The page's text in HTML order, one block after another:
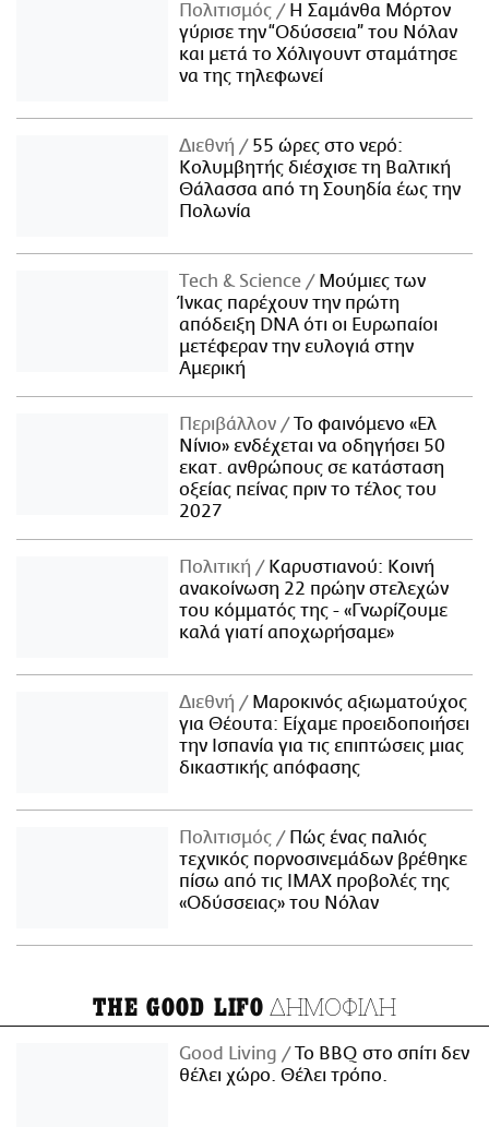
Πολιτισμός
Η Σαμάνθα Μόρτον
γύρισε την “Οδύσσεια” του Νόλαν
και μετά το Χόλιγουντ σταμάτησε
να της τηλεφωνεί
Διεθνή
55 ώρες στο νερό:
Κολυμβητής διέσχισε τη Βαλτική
Θάλασσα από τη Σουηδία έως την
Πολωνία
Τech & Science
Μούμιες των
Ίνκας παρέχουν την πρώτη
απόδειξη DNA ότι οι Ευρωπαίοι
μετέφεραν την ευλογιά στην
Αμερική
Περιβάλλον
Το φαινόμενο «Ελ
Νίνιο» ενδέχεται να οδηγήσει 50
εκατ. ανθρώπους σε κατάσταση
οξείας πείνας πριν το τέλος του
2027
Πολιτική
Καρυστιανού: Κοινή
ανακοίνωση 22 πρώην στελεχών
του κόμματός της - «Γνωρίζουμε
καλά γιατί αποχωρήσαμε»
Διεθνή
Μαροκινός αξιωματούχος
για Θέουτα: Είχαμε προειδοποιήσει
την Ισπανία για τις επιπτώσεις μιας
δικαστικής απόφασης
Πολιτισμός
Πώς ένας παλιός
τεχνικός πορνοσινεμάδων βρέθηκε
πίσω από τις IMAX προβολές της
«Οδύσσειας» του Νόλαν
THE GOOD LIFO ΔΗΜΟΦΙΛΗ
Good Living
Το BBQ στο σπίτι δεν
θέλει χώρο. Θέλει τρόπο.